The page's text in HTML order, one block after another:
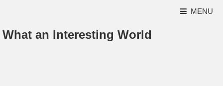
MENU
What an Interesting World